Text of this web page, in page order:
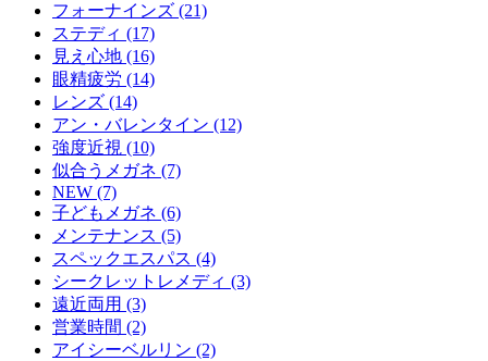
フォーナインズ (21)
ステディ (17)
見え心地 (16)
眼精疲労 (14)
レンズ (14)
アン・バレンタイン (12)
強度近視 (10)
似合うメガネ (7)
NEW (7)
子どもメガネ (6)
メンテナンス (5)
スペックエスパス (4)
シークレットレメディ (3)
遠近両用 (3)
営業時間 (2)
アイシーベルリン (2)